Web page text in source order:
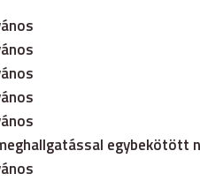
egybekötött